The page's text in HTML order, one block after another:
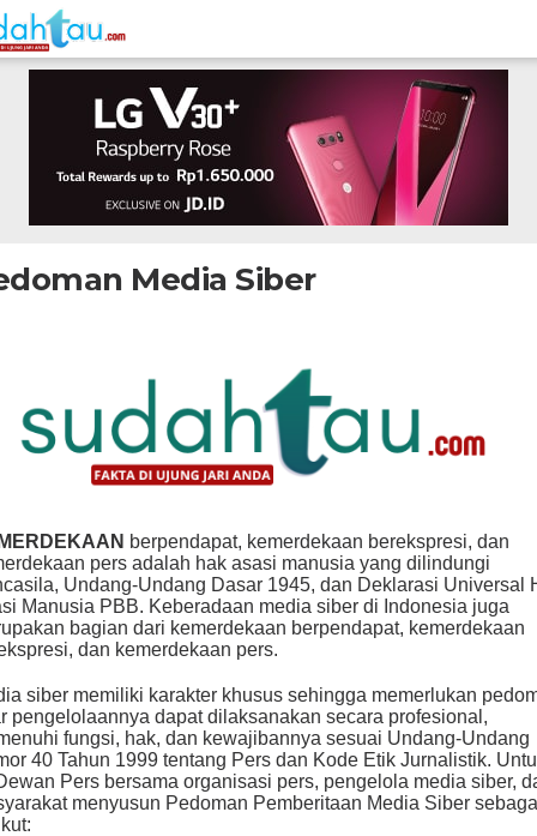
Media Siber
berpendapat, kemerdekaan berekspresi, dan
pers adalah hak asasi manusia yang dilindungi
Undang-Undang Dasar 1945, dan Deklarasi Universal
Manusia PBB. Keberadaan media siber di Indonesia juga
bagian dari kemerdekaan berpendapat, kemerdekaan
dan kemerdekaan pers.
siber memiliki karakter khusus sehingga memerlukan
pengelolaannya dapat dilaksanakan secara profesional,
fungsi, hak, dan kewajibannya sesuai Undang-Undang
40 Tahun 1999 tentang Pers dan Kode Etik Jurnalistik.
Pers bersama organisasi pers, pengelola media siber,
menyusun Pedoman Pemberitaan Media Siber